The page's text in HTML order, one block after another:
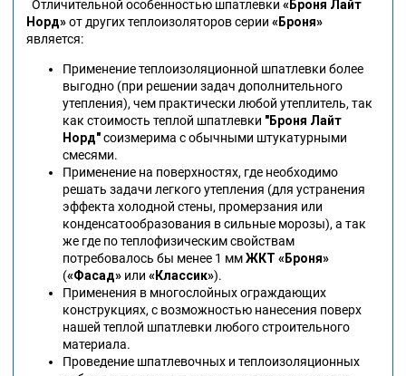
Отличительной особенностью шпатлевки «Броня Лайт
Норд»от других теплоизоляторов серии «Броня»
является:
Применение теплоизоляционной шпатлевки более
выгодно (при решении задач дополнительного
утепления), чем практически любой утеплитель, так
как стоимость теплой шпатлевки "Броня Лайт
Норд"соизмерима с обычными штукатурными
смесями.
Применение на поверхностях, где необходимо
решать задачи легкого утепления (для устранения
эффекта холодной стены, промерзания или
конденсатообразования в сильные морозы), а так
же где по теплофизическим свойствам
потребовалось бы менее 1 ммЖКТ «Броня»
(«Фасад» или «Классик»).
Применения в многослойных ограждающих
конструкциях, с возможностью нанесения поверх
нашей теплой шпатлевки любого строительного
материала.
Проведение шпатлевочных и теплоизоляционных